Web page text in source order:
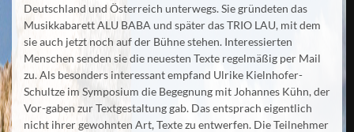
Deutschland und Österreich unterwegs. Sie gründeten das
Musikkabarett ALU BABA und später das TRIO LAU, mit dem
sie auch jetzt noch auf der Bühne stehen. Interessierten
Menschen senden sie die neuesten Texte regelmäßig per Mail
zu. Als besonders interessant empfand Ulrike Kielnhofer-
Schultze im Symposium die Begegnung mit Johannes Kühn, der
Vor-gaben zur Textgestaltung gab. Das entsprach eigentlich
nicht ihrer gewohnten Art, Texte zu entwerfen. Die Teilnehmer